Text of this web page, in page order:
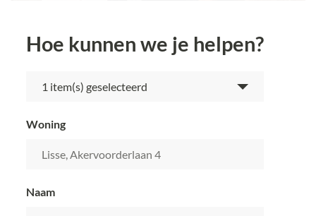
Hoe kunnen we je helpen?
item(s) geselecteerd
Woning
Lisse, Akervoorderlaan 4
Naam